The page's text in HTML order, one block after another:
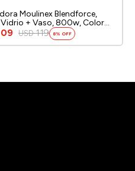
Moulinex Blendforce,
+ Vaso, 800w, Color
USD 119 8